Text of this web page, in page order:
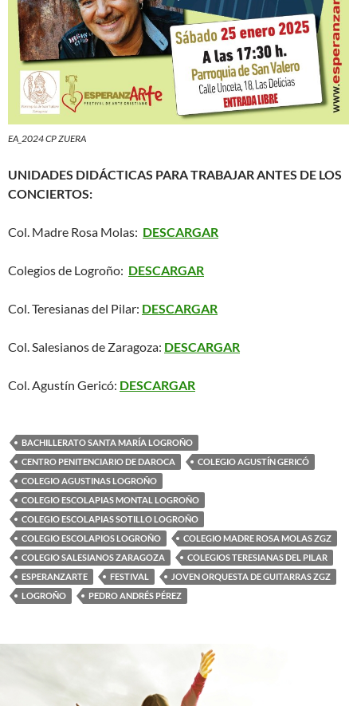
EA_2024 CP ZUERA
UNIDADES DIDÁCTICAS PARA TRABAJAR ANTES DE LOS
CONCIERTOS:
Col. Madre Rosa Molas: DESCARGAR
Colegios de Logroño: DESCARGAR
Col. Teresianas del Pilar: DESCARGAR
Col. Salesianos de Zaragoza: DESCARGAR
Col. Agustín Gericó: DESCARGAR
BACHILLERATO SANTA MARÍA LOGROÑO
CENTRO PENITENCIARIO DE DAROCA
COLEGIO AGUSTÍN GERICÓ
COLEGIO AGUSTINAS LOGROÑO
COLEGIO ESCOLAPIAS MONTAL LOGROÑO
COLEGIO ESCOLAPIAS SOTILLO LOGROÑO
COLEGIO ESCOLAPIOS LOGROÑO
COLEGIO MADRE ROSA MOLAS ZGZ
COLEGIO SALESIANOS ZARAGOZA
COLEGIOS TERESIANAS DEL PILAR
ESPERANZARTE
FESTIVAL
JOVEN ORQUESTA DE GUITARRAS ZGZ
LOGROÑO
PEDRO ANDRÉS PÉREZ